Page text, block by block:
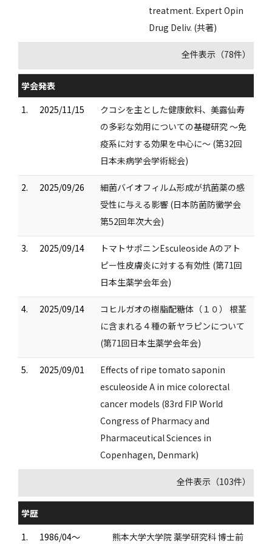
treatment. Expert Opin
Drug Deliv. (共著)
全件表示（78件）
学会発表
1.
2025/11/15
クコシを主とした健康飲料、美露仙寿
の多彩な効用についての基礎研究 〜免
疫系に対する効果を中心に〜 (第32回
日本未病学会学術総会)
2. 2025/09/26
細菌バイオフィルム形成が抗菌薬の感
受性に与える影響 (日本防菌防黴学会
第52回年次大会)
3. 2025/09/14
トマトサポニンEsculeoside Aのアト
ピー性皮膚炎に対する有効性 (第71回
日本生薬学会年会)
4. 2025/09/14
コヒルガオの樹脂配糖体（１０） 根茎
に含まれる４種の新ヤラピンについて
(第71回日本生薬学会年会)
5. 2025/09/01
Effects of ripe tomato saponin
esculeoside A in mice colorectal
cancer models (83rd FIP World
Congress of Pharmacy and
Pharmaceutical Sciences in
Copenhagen, Denmark)
全件表示（103件）
学歴
1.
1986/04～ 熊本大学大学院 薬学研究科 博士前